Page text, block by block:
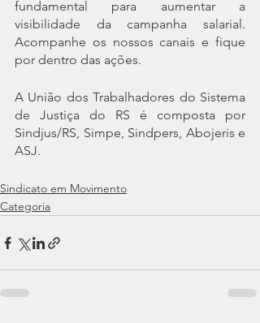
fundamental para aumentar a
visibilidade da campanha salarial.
Acompanhe os nossos canais e fique
por dentro das ações.
A União dos Trabalhadores do Sistema
de Justiça do RS é composta por
Sindjus/RS, Simpe, Sindpers, Abojeris e
ASJ.
Sindicato em Movimento
Categoria